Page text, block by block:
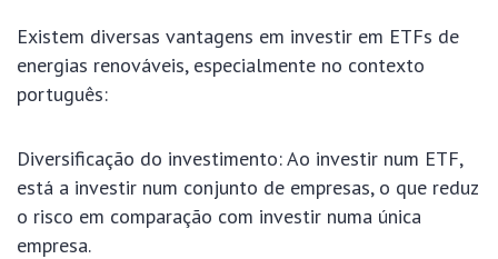
Existem diversas vantagens em investir em ETFs de
energias renováveis, especialmente no contexto
português:
Diversificação do investimento: Ao investir num ETF,
está a investir num conjunto de empresas, o que reduz
o risco em comparação com investir numa única
empresa.